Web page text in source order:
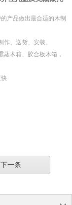
产品做出最合适的木制
、送货、安装。
木箱、胶合板木箱，
下一条